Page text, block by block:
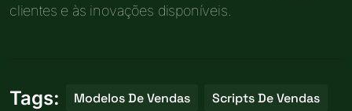
clientes e às inovações disponíveis.
Tags: Modelos De Vendas
Scripts De Vendas